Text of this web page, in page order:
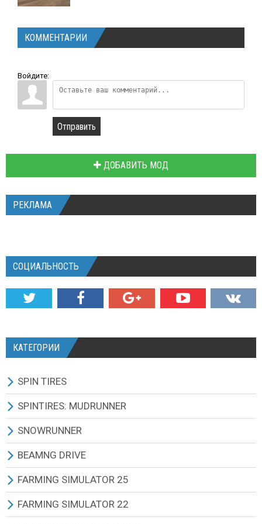
КОММЕНТАРИИ
Войдите:
Отправить
ДОБАВИТЬ МОД
РЕКЛАМА
СОЦИАЛЬНОСТЬ
КАТЕГОРИИ
SPIN TIRES
СКАЧАТЬ ИГРУ
ВСЕ МОДЫ
ТЕХНИКА
КАРТЫ
ТЕКСТУРЫ И ЗВУКИ
SPINTIRES: MUDRUNNER
ВСЕ МОДЫ
ГРУЗОВИКИ
ВНЕДОРОЖНИКИ
ЛЕГКОВЫЕ АВТОМОБИЛИ
SNOWRUNNER
ВСЕ МОДЫ
ГРУЗОВИКИ
ВНЕДОРОЖНИКИ
BEAMNG DRIVE
BEAMNG DRIVE ИГРА И ОБНОВЛЕНИЯ
ВСЕ МОДЫ
FARMING SIMULATOR 25
ВСЕ МОДЫ
FARMING SIMULATOR 22